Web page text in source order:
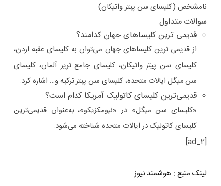
نامشخص (کلیسای سن پیتر واتیکان)
سوالات متداول
قدیمی ترین کلیساهای جهان کدامند؟
از قدیمی ترین کلیساهای جهان می‌توان به کلیسای عقبه اردن،
کلیسای سن پیتر واتیکان، کلیسای جامع تریر آلمان، کلیسای
سن میگل ایالات متحده، کلیسای سن پیتر ترکیه و… اشاره کرد.
قدیمی‌ترین کلیسای کاتولیک آمریکا کدام است؟
«کلیسای سن میگل» در «نیومکزیکو»، به‌عنوان قدیمی‌ترین
کلیسای کاتولیک در ایالات متحده شناخته می‌شود.
[ad_2]
لینک منبع : هوشمند نیوز